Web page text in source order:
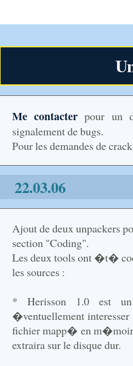
Me contacter pour un
signalement de bugs.
Pour les demandes de
22.03.06
Ajout de deux unpackers
section "Coding".
Les deux tools ont �t�
les sources :
* Herisson 1.0 est un
�ventuellement
fichier mapp� en
extraira sur le disque dur.